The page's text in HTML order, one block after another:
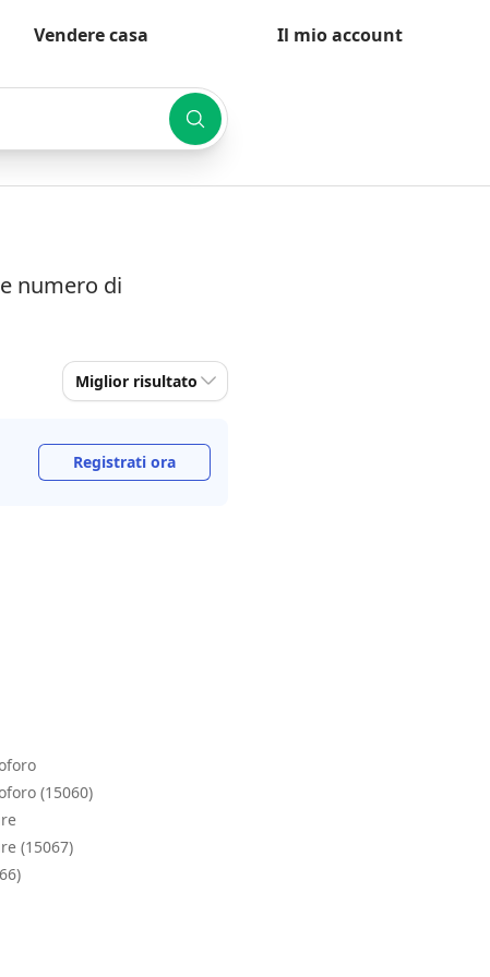
Vendere casa Il mio account
numero di
Miglior risultato
Registrati ora
(15060)
(15067)